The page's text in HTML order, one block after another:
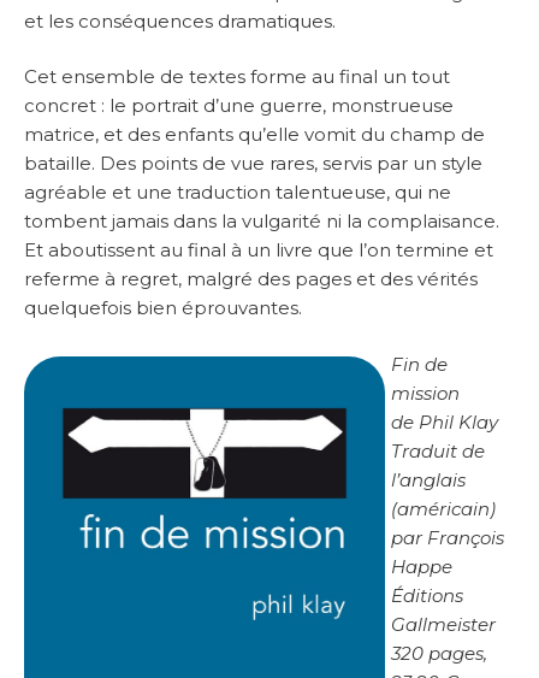
et les conséquences dramatiques.
Cet ensemble de textes forme au final un tout
concret : le portrait d’une guerre, monstrueuse
matrice, et des enfants qu’elle vomit du champ de
bataille. Des points de vue rares, servis par un style
agréable et une traduction talentueuse, qui ne
tombent jamais dans la vulgarité ni la complaisance.
Et aboutissent au final à un livre que l’on termine et
referme à regret, malgré des pages et des vérités
quelquefois bien éprouvantes.
Fin de
mission
de Phil Klay
Traduit de
l’anglais
(américain)
par François
Happe
Éditions
Gallmeister
320 pages,